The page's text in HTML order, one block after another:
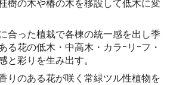
樹の木や椿の木を移設して低木に変
合った植栽で各棟の統一感を出し季
る花の低木・中高木・カラｰリｰフ・
と彩りを生み出す。
りのある花が咲く常緑ツル性植物を